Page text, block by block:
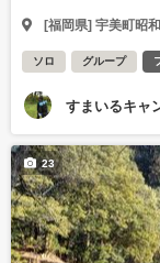
[福岡県] 宇美町昭
ソロ グループ
すまいるキャ
23